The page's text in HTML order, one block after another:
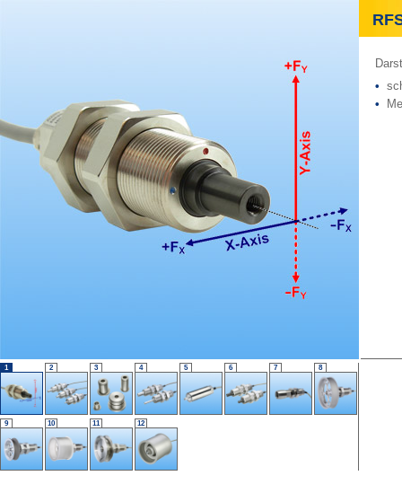
•
•
1 2 3 4 5 6 7 8
9 10 11 12